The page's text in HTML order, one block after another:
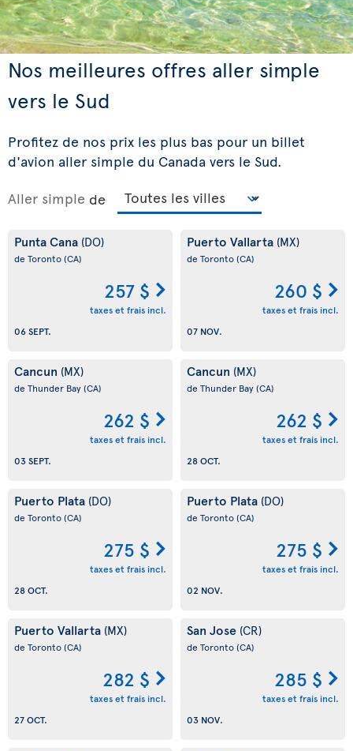
Nos meilleures offres aller simple
vers le Sud
Profitez de nos prix les plus bas pour un billet
d'avion aller simple du Canada vers le Sud.
Aller simple de
Punta Cana (DO)
de Toronto(CA)
257 $
taxes et frais incl.
06 SEPT.
Puerto Vallarta (MX)
de Toronto(CA)
260 $
taxes et frais incl.
07 NOV.
Cancun (MX)
de Thunder Bay(CA)
262 $
taxes et frais incl.
03 SEPT.
Cancun (MX)
de Thunder Bay(CA)
262 $
taxes et frais incl.
28 OCT.
Puerto Plata (DO)
de Toronto(CA)
275 $
taxes et frais incl.
28 OCT.
Puerto Plata (DO)
de Toronto(CA)
275 $
taxes et frais incl.
02 NOV.
Puerto Vallarta (MX)
de Toronto(CA)
282 $
taxes et frais incl.
27 OCT.
San Jose (CR)
de Toronto(CA)
285 $
taxes et frais incl.
03 NOV.